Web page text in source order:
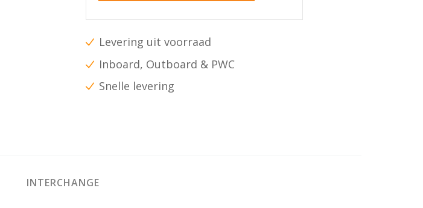
Levering uit voorraad
Inboard, Outboard & PWC
Snelle levering
INTERCHANGE